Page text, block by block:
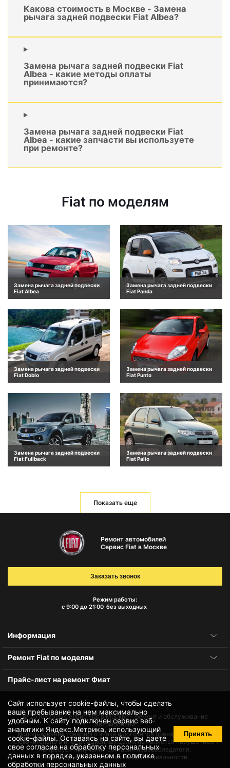
Какова стоимость в Москве - Замена
рычага задней подвески Fiat Albea?
Замена рычага задней подвески Fiat
Albea - какие методы оплаты
принимаются?
Замена рычага задней подвески Fiat
Albea - какие запчасти вы используете
при ремонте?
Fiat по моделям
Замена рычага задней подвески
Fiat Albea
Замена рычага задней подвески
Fiat Panda
Замена рычага задней подвески
Fiat Doblo
Замена рычага задней подвески
Fiat Punto
Замена рычага задней подвески
Fiat Fullback
Замена рычага задней подвески
Fiat Palio
Показать еще
Сайт использует cookie-файлы, чтобы сделать
ваше пребывание на нем максимально
удобным. К cайту подключен сервис веб-
аналитики Яндекс.Метрика, использующий
cookie-файлы. Оставаясь на сайте, вы даете
своесогласие на обработку персональных
данных в порядке, указанном в политике
обработки персональных данных
Принять
Ремонт автомобилей
Сервис Fiat в Москве
Режим работы:
с 9:00 до 21:00 без выходных
Заказать звонок
Информация
Ремонт Fiat по моделям
Прайс-лист на ремонт Фиат
© 2010-2026Сервис Fiat в Москве – ремонт и обслуживание
автомобилей
Использование товарного знака и логотипов бренда происходит
исключительно в информационных целях не является нарушением и
не требует получения согласия правообладателя.
Защита данных и политика конфиденциальности.